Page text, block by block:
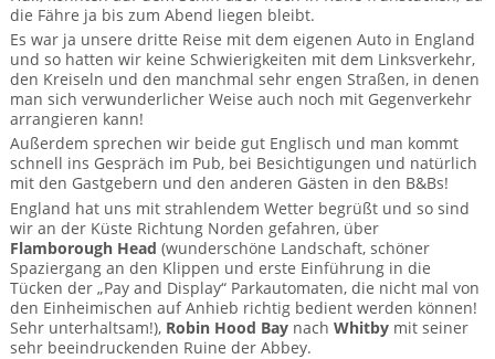
Mietwagen & Verkehr
Reiseunterlagen
Reiseversicherung
Unterkünfte
Zimmer
die Fähre ja bis zum Abend liegen bleibt.
Es war ja unsere dritte Reise mit dem eigenen Auto in England
und so hatten wir keine Schwierigkeiten mit dem Linksverkehr,
den Kreiseln und den manchmal sehr engen Straßen, in denen
man sich verwunderlicher Weise auch noch mit Gegenverkehr
arrangieren kann!
Außerdem sprechen wir beide gut Englisch und man kommt
schnell ins Gespräch im Pub, bei Besichtigungen und natürlich
mit den Gastgebern und den anderen Gästen in den B&Bs!
England hat uns mit strahlendem Wetter begrüßt und so sind
wir an der Küste Richtung Norden gefahren, über
Flamborough Head (wunderschöne Landschaft, schöner
Spaziergang an den Klippen und erste Einführung in die
Tücken der „Pay and Display“ Parkautomaten, die nicht mal von
den Einheimischen auf Anhieb richtig bedient werden können!
Sehr unterhaltsam!), Robin Hood Bay nach Whitbymit seiner
sehr beeindruckenden Ruine der Abbey.